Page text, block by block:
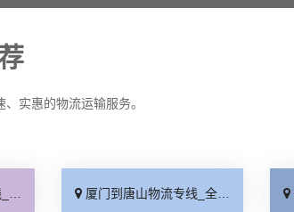
实惠的物流运输服务。
厦门到唐山物流专线_全境派送「收费介绍」